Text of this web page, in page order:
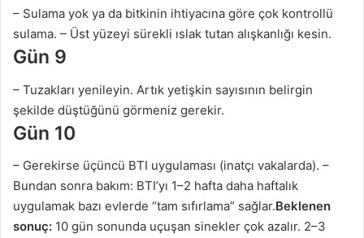
– Sulama yok ya da bitkinin ihtiyacına göre çok kontrollü
sulama. – Üst yüzeyi sürekli ıslak tutan alışkanlığı kesin.
Gün 9
– Tuzakları yenileyin. Artık yetişkin sayısının belirgin
şekilde düştüğünü görmeniz gerekir.
Gün 10
– Gerekirse üçüncü BTI uygulaması (inatçı vakalarda). –
Bundan sonra bakım: BTI’yı 1–2 hafta daha haftalık
uygulamak bazı evlerde “tam sıfırlama” sağlar.Beklenen
sonuç: 10 gün sonunda uçuşan sinekler çok azalır. 2–3